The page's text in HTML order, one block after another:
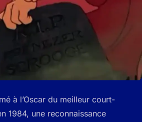
à l’Oscar du meilleur court-
1984, une reconnaissance